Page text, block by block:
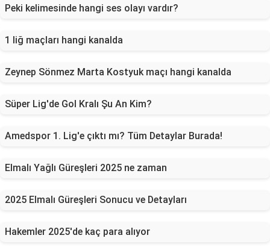
Peki kelimesinde hangi ses olayı vardır?
1 liğ maçları hangi kanalda
Zeynep Sönmez Marta Kostyuk maçı hangi kanalda
Süper Lig'de Gol Kralı Şu An Kim?
Amedspor 1. Lig'e çıktı mı? Tüm Detaylar Burada!
Elmalı Yağlı Güreşleri 2025 ne zaman
2025 Elmalı Güreşleri Sonucu ve Detayları
Hakemler 2025'de kaç para alıyor